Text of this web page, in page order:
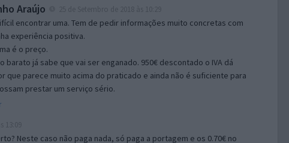
Araújo
encontrar uma. Tem de pedir informações muito concretas com
experiência positiva.
é o preço.
barato já sabe que vai ser enganado. 950€ descontado o IVA dá
que parece muito acima do praticado e ainda não é suficiente para
prestar um serviço sério.
Neste caso não paga nada, só paga a portagem e os 0.70€ no